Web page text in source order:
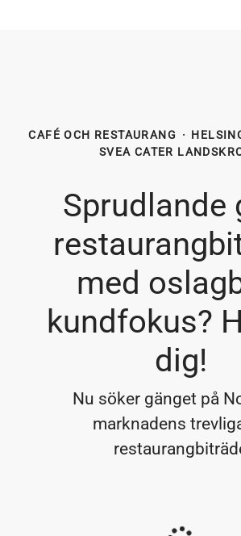
CAFÉ OCH RESTAURANG ·
SVEA CATER
Sprudlande
med
kundfokus?
dig!
Nu söker gänget på
marknadens